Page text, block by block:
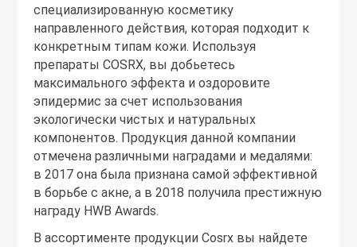
специализированную косметику
направленного действия, которая подходит к
конкретным типам кожи. Используя
препараты COSRX, вы добьетесь
максимального эффекта и оздоровите
эпидермис за счет использования
экологически чистых и натуральных
компонентов. Продукция данной компании
отмечена различными наградами и медалями:
в 2017 она была признана самой эффективной
в борьбе с акне, а в 2018 получила престижную
награду HWB Awards.
В ассортименте продукции Cosrx вы найдете